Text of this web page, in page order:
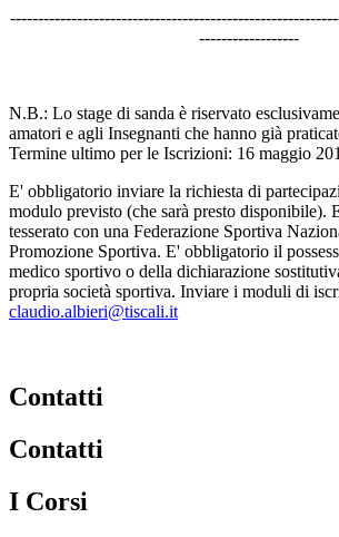
------------------
N.B.: Lo stage di sanda è riservato
amatori e agli Insegnanti che hanno già
Termine ultimo per le Iscrizioni: 16 maggio
E' obbligatorio inviare la richiesta di
modulo previsto (che sarà presto disponibile).
tesserato con una Federazione Sportiva
Promozione Sportiva. E' obbligatorio il
medico sportivo o della dichiarazione
propria società sportiva. Inviare i moduli di
claudio.albieri@tiscali.it
Contatti
Contatti
I Corsi